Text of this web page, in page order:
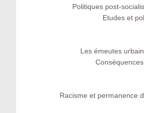
Politiques post-
Etudes et
Les émeutes
Racisme et permanence